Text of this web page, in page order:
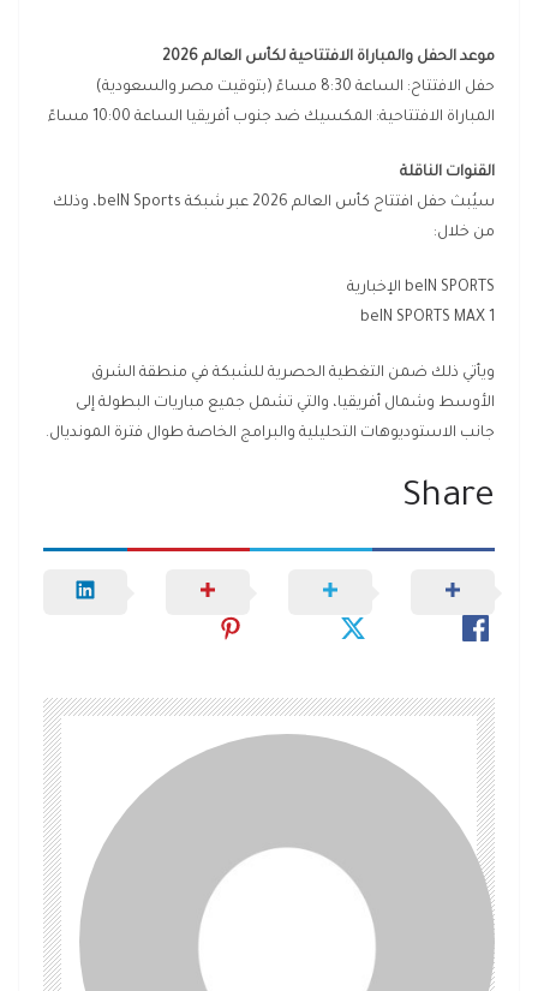
موعد الحفل والمباراة الافتتاحية لكأس العالم 2026
حفل الافتتاح: الساعة 8:30 مساءً (بتوقيت مصر والسعودية)
المباراة الافتتاحية: المكسيك ضد جنوب أفريقيا الساعة 10:00 مساءً
القنوات الناقلة
سيُبث حفل افتتاح كأس العالم 2026 عبر شبكة beIN Sports، وذلك
من خلال:
beIN SPORTS الإخبارية
beIN SPORTS MAX 1
ويأتي ذلك ضمن التغطية الحصرية للشبكة في منطقة الشرق
الأوسط وشمال أفريقيا، والتي تشمل جميع مباريات البطولة إلى
جانب الاستوديوهات التحليلية والبرامج الخاصة طوال فترة المونديال.
Share